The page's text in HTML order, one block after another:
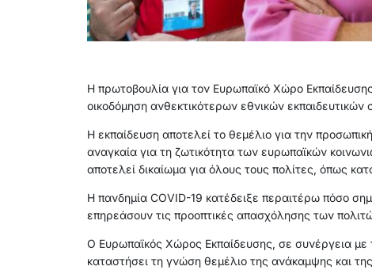
Η πρωτοβουλία για τον Ευρωπαϊκό Χώρο
οικοδόμηση ανθεκτικότερων εθνικών
Η εκπαίδευση αποτελεί το θεμέλιο για την
αναγκαία για τη ζωτικότητα των ευρωπαϊκών
αποτελεί δικαίωμα για όλους τους πολίτες, όπως
Η πανδημία COVID-19 κατέδειξε περαιτέρω πόσο
επηρεάσουν τις προοπτικές απασχόλησης των
Ο Ευρωπαϊκός Χώρος Εκπαίδευσης, σε συνέργεια με
καταστήσει τη γνώση θεμέλιο της ανάκαμψης και